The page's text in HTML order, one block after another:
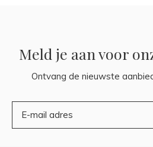
Meld je aan voor
Ontvang de nieuwste